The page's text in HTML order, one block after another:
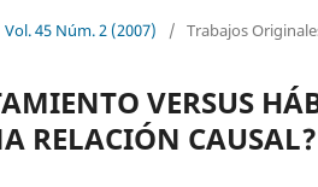
Vol. 45 Núm. 2 (2007) / Trabajos
VERSUS
RELACIÓN CAUSAL?